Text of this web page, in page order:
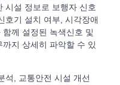
시설 정보로 보행자 신호
호기 설치 여부, 시각장애
께 설정된 녹색신호 및
지 상세히 파악할 수 있
석, 교통안전 시설 개선